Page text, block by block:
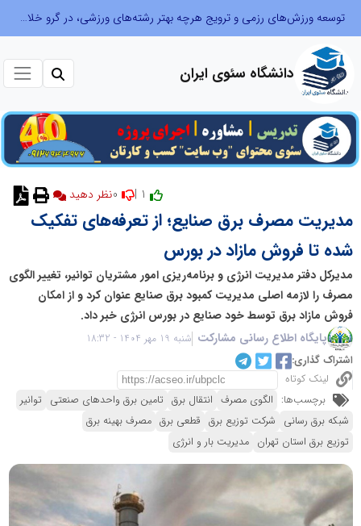
توسعه ورزش‌های رزمی و ترویج هرچه بهتر رشته‌های ورزشی، در گرو خلاقیت و نوآوری است
دانشگاه سئوی ایران
نظر دهید
مدیریت مصرف برق صنایع؛ از تعرفه‌های تفکیک‌
شده تا فروش مازاد در بورس
مدیرکل دفتر مدیریت انرژی و برنامه‌ریزی امور مشتریان توانیر، تغییر الگوی
مصرف را لازمه اصلی مدیریت کمبود برق صنایع عنوان کرد و از امکان
فروش مازاد برق توسط خود صنایع در بورس انرژی خبر داد.
پایگاه اطلاع رسانی مشارکت شنبه 19 مهر 1404 - 18:32
اشتراک گذاری:
لینک کوتاه
برچسب‌ها: الگوی مصرف انتقال برق تامین برق واحدهای صنعتی توانیر
شبکه برق رسانی شرکت توزیع برق قطعی برق مصرف بهینه برق
توزیع برق استان تهران مدیریت بار و انرژی